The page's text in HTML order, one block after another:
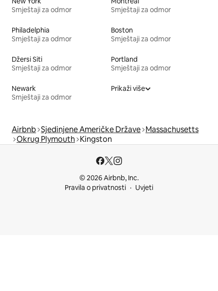
Smještaji za odmor
Smještaji za odmor
Philadelphia
Smještaji za odmor
Boston
Smještaji za odmor
Džersi Siti
Smještaji za odmor
Portland
Smještaji za odmor
Newark
Smještaji za odmor
Prikaži više
Airbnb Sjedinjene Američke Države Massachusetts
Okrug Plymouth Kingston
© 2026 Airbnb, Inc.
Pravila o privatnosti
Uvjeti